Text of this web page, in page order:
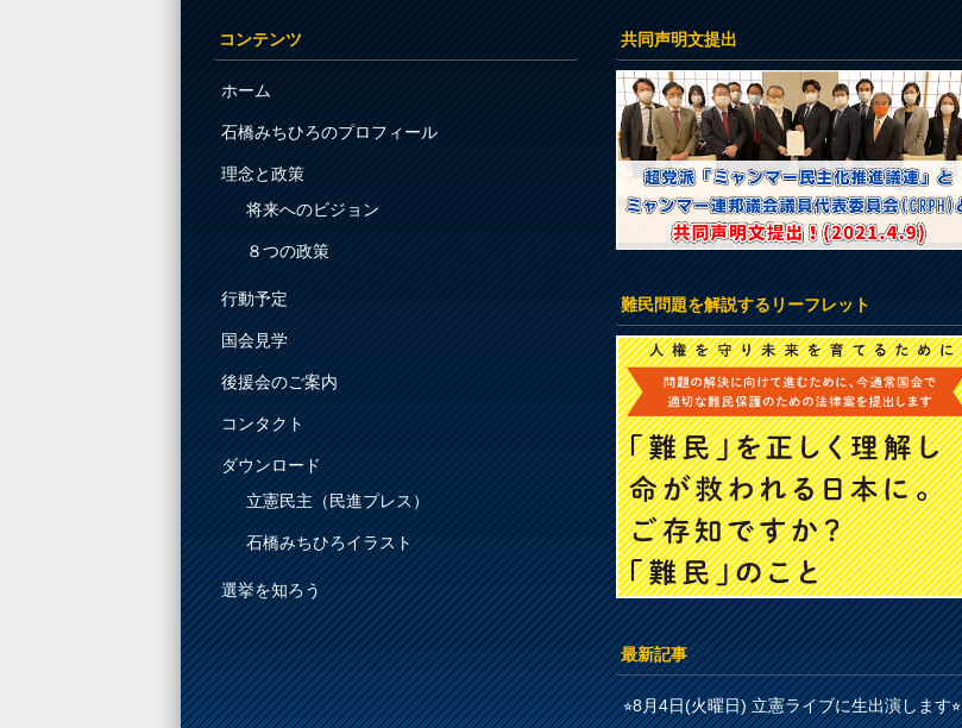
コンテンツ
ホーム
石橋みちひろのプロフィール
理念と政策
将来へのビジョン
８つの政策
行動予定
国会見学
後援会のご案内
コンタクト
ダウンロード
立憲民主（民進プレス）
石橋みちひろイラスト
選挙を知ろう
共同声明文提出
難民問題を解説するリーフレット
最新記事
⭐︎8月4日(火曜日) 立憲ライブに生出演します⭐︎